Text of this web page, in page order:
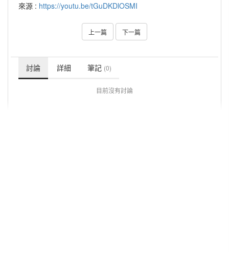
來源 : https://youtu.be/tGuDKDlOSMI
上一篇 下一篇
討論 詳細 筆記 (0)
目前沒有討論